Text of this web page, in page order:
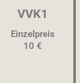
VVK1
Einzelpreis
10 €